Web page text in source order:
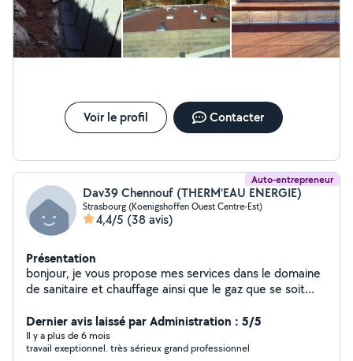
Voir le profil Contacter
Auto-entrepreneur
Dav39 Chennouf (THERM'EAU ENERGIE)
Strasbourg (Koenigshoffen Ouest Centre-Est)
4,4/5 (38 avis)
Présentation
bonjour, je vous propose mes services dans le domaine
de sanitaire et chauffage ainsi que le gaz que se soit
expérience dans la débouchage. Travail, soignée,
sérieux, propre, et respectant votre intérieur, par un
artisan amoureux de son métier.
Dernier avis laissé par Administration : 5/5
Il y a plus de 6 mois
travail exeptionnel. très sérieux grand professionnel